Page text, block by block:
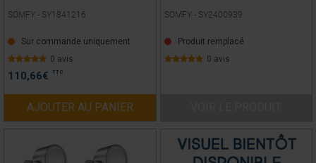
SOMFY - SY1841216
Sur commande uniquement
0 avis
110,66€ TTC
AJOUTER AU PANIER
SOMFY - SY2400939
Produit remplacé
0 avis